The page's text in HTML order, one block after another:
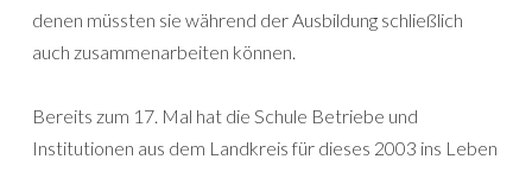
denen müssten sie während der Ausbildung schließlich
auch zusammenarbeiten können.
Bereits zum 17. Mal hat die Schule Betriebe und
Institutionen aus dem Landkreis für dieses 2003 ins Leben